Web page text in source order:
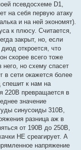
псевдосхеме D1,
на себя первую атаку
и на ней экономят).
к плюсу. Считается,
закрыт, но, если
откроется, что
скорее всего тоже
него, но схему спасет
в сети окажется более
спешит к нам на
220В превращается в
значение
синусоиды 310В,
разница аж в
от 190В до 250В,
НЕ среагирует. А
напряжение